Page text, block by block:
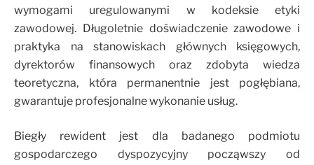
wymogami uregulowanymi w kodeksie etyki
zawodowej. Długoletnie doświadczenie zawodowe i
praktyka na stanowiskach głównych księgowych,
dyrektorów finansowych oraz zdobyta wiedza
teoretyczna, która permanentnie jest pogłębiana,
gwarantuje profesjonalne wykonanie usług.
Biegły rewident jest dla badanego podmiotu
gospodarczego dyspozycyjny począwszy od